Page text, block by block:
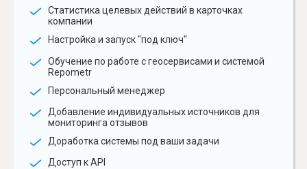
Статистика целевых действий в карточках
компании
Настройка и запуск "под ключ"
Обучение по работе с геосервисами и системой
Repometr
Персональный менеджер
Добавление индивидуальных источников для
мониторинга отзывов
Доработка системы под ваши задачи
Доступ к API